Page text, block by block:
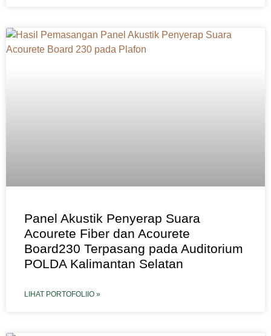
Panel Akustik Penyerap Suara
Acourete Fiber dan Acourete
Board230 Terpasang pada Auditorium
POLDA Kalimantan Selatan
LIHAT PORTOFOLIIO »